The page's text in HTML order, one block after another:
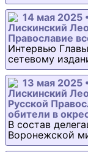
14 мая 2025
Лискинский
Православие
Интервью
сетевому
13 мая 2025
Лискинский
Русской
обители в
В состав
Воронежской